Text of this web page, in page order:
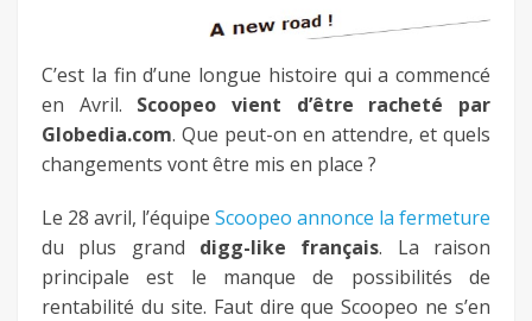
twitter
keeg
C’est la fin d’une longue histoire qui a commencé
en Avril. Scoopeo vient d’être racheté par
Globedia.com. Que peut-on en attendre, et quels
changements vont être mis en place ?
Le 28 avril, l’équipe Scoopeo annonce la fermeture
du plus grand digg-like français. La raison
principale est le manque de possibilités de
rentabilité du site. Faut dire que Scoopeo ne s’en